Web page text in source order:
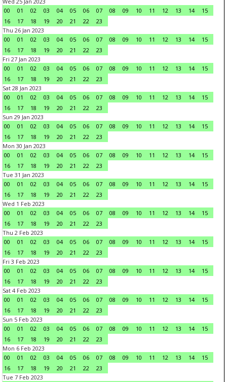
00
01 02 03 04 05 06 07 08 09 10 11 12 13 14
15
16
17 18 19 20 21 22
23
Thu 26 Jan 2023
00
01 02 03 04 05 06 07 08 09 10 11 12 13 14
15
16
17 18 19 20 21 22
23
Fri 27 Jan 2023
00
01 02 03 04 05 06 07 08 09 10 11 12 13 14
15
16
17 18 19 20 21 22
23
Sat 28 Jan 2023
00
01 02 03 04 05 06 07 08 09 10 11 12 13 14
15
16
17 18 19 20 21 22
23
Sun 29 Jan 2023
00
01 02 03 04 05 06 07 08 09 10 11 12 13 14
15
16
17 18 19 20 21 22
23
Mon 30 Jan 2023
00
01 02 03 04 05 06 07 08 09 10 11 12 13 14
15
16
17 18 19 20 21 22
23
Tue 31 Jan 2023
00
01 02 03 04 05 06 07 08 09 10 11 12 13 14
15
16
17 18 19 20 21 22
23
Wed 1 Feb 2023
00
01 02 03 04 05 06 07 08 09 10 11 12 13 14
15
16
17 18 19 20 21 22
23
Thu 2 Feb 2023
00
01 02 03 04 05 06 07 08 09 10 11 12 13 14
15
16
17 18 19 20 21 22
23
Fri 3 Feb 2023
00
01 02 03 04 05 06 07 08 09 10 11 12 13 14
15
16
17 18 19 20 21 22
23
Sat 4 Feb 2023
00
01 02 03 04 05 06 07 08 09 10 11 12 13 14
15
16
17 18 19 20 21 22
23
Sun 5 Feb 2023
00
01 02 03 04 05 06 07 08 09 10 11 12 13 14
15
16
17 18 19 20 21 22
23
Mon 6 Feb 2023
00
01 02 03 04 05 06 07 08 09 10 11 12 13 14
15
16
17 18 19 20 21 22
23
Tue 7 Feb 2023